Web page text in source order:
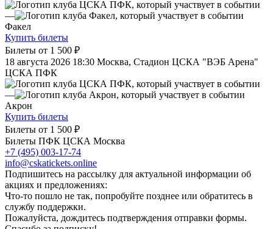
—
Факел
Купить билеты
Билеты от 1 500 ₽
18 августа 2026 18:30 Москва, Стадион ЦСКА "ВЭБ Арена"
ЦСКА ПФК
—
Акрон
Купить билеты
Билеты от 1 500 ₽
Билеты ПФК ЦСКА Москва
+7 (495) 003-17-74
info@cskatickets.online
Подпишитесь на рассылку для актуальной информации об
акциях и предложениях:
Что-то пошло не так, попробуйте позднее или обратитесь в
службу поддержки.
Пожалуйста, дождитесь подтверждения отправки формы.